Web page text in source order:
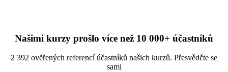
Našimi kurzy prošlo více než 10 000+ účastníků
2 392 ověřených referencí účastníků našich kurzů. Přesvědčte se
sami